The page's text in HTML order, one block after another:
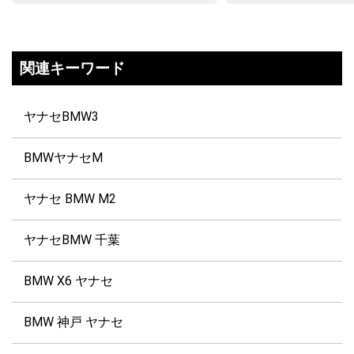
関連キーワード
ヤナセBMW3
BMWヤナセM
ヤナセ BMW M2
ヤナセBMW 千葉
BMW X6 ヤナセ
BMW 神戸 ヤナセ